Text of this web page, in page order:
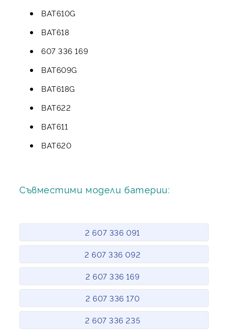
BAT610G
BAT618
607 336 169
BAT609G
BAT618G
BAT622
BAT611
BAT620
Съвместими модели батерии:
2 607 336 091
2 607 336 092
2 607 336 169
2 607 336 170
2 607 336 235